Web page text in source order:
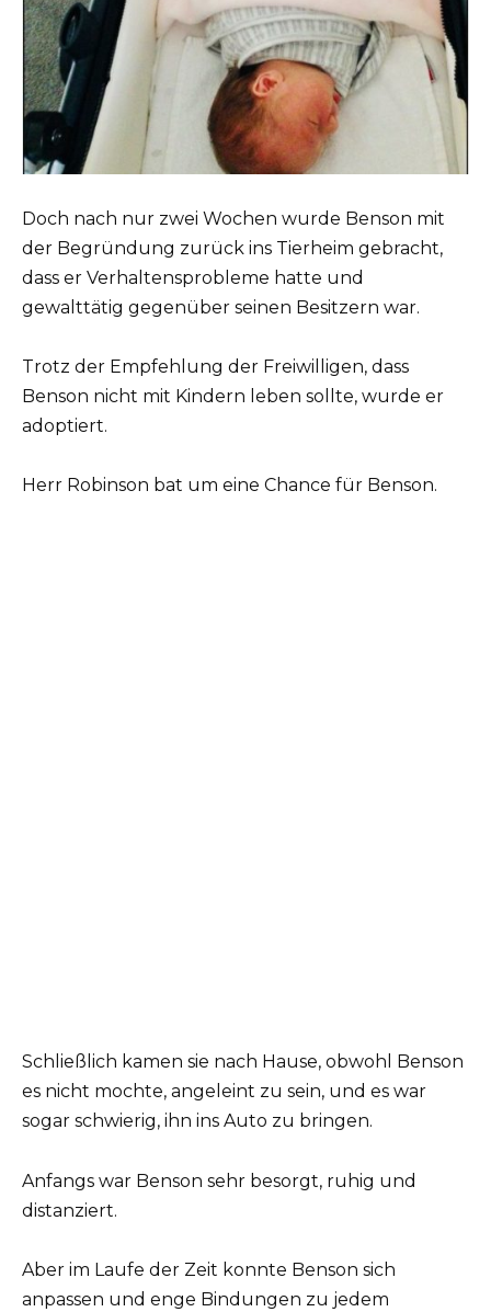
Doch nach nur zwei Wochen wurde Benson mit
der Begründung zurück ins Tierheim gebracht,
dass er Verhaltensprobleme hatte und
gewalttätig gegenüber seinen Besitzern war.
Trotz der Empfehlung der Freiwilligen, dass
Benson nicht mit Kindern leben sollte, wurde er
adoptiert.
Herr Robinson bat um eine Chance für Benson.
Schließlich kamen sie nach Hause, obwohl Benson
es nicht mochte, angeleint zu sein, und es war
sogar schwierig, ihn ins Auto zu bringen.
Anfangs war Benson sehr besorgt, ruhig und
distanziert.
Aber im Laufe der Zeit konnte Benson sich
anpassen und enge Bindungen zu jedem